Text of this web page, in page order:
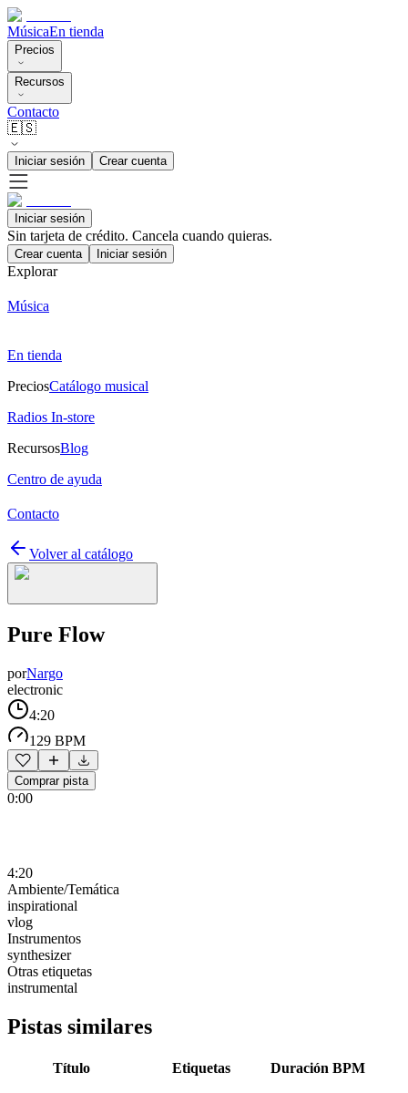
MúsicaEn tienda
Precios
Recursos
Contacto
🇪🇸
Iniciar sesión Crear cuenta
Iniciar sesión
Sin tarjeta de crédito. Cancela cuando quieras.
Crear cuenta Iniciar sesión
Explorar
Música
En tienda
PreciosCatálogo musical
Radios In-store
RecursosBlog
Centro de ayuda
Contacto
Volver al catálogo
Pure Flow
porNargo
electronic
4:20
129 BPM
Comprar pista
0:00
4:20
Ambiente/Temática
inspirational
vlog
Instrumentos
synthesizer
Otras etiquetas
instrumental
Pistas similares
Título Etiquetas Duración BPM